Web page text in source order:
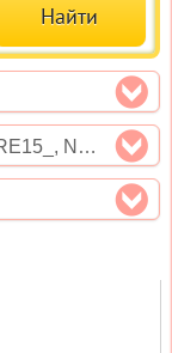
AURIS (NRE15_, ZZE15_, ADE15_, ZRE15_, NDE15_)